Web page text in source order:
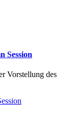
Session
Vorstellung des